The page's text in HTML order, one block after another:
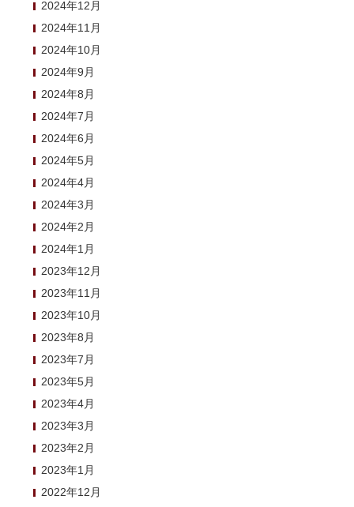
2024年12月
2024年11月
2024年10月
2024年9月
2024年8月
2024年7月
2024年6月
2024年5月
2024年4月
2024年3月
2024年2月
2024年1月
2023年12月
2023年11月
2023年10月
2023年8月
2023年7月
2023年5月
2023年4月
2023年3月
2023年2月
2023年1月
2022年12月